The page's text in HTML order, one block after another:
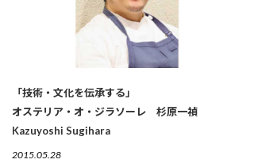
「技術・文化を伝承する」
オステリア・オ・ジラソーレ 杉原一禎
Kazuyoshi Sugihara
2015.05.28